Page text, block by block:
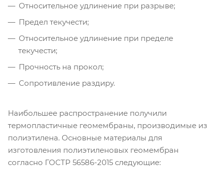
Относительное удлинение при разрыве;
Предел текучести;
Относительное удлинение при пределе
текучести;
Прочность на прокол;
Сопротивление раздиру.
Наибольшее распространение получили
термопластичные геомембраны, производимые из
полиэтилена. Основные материалы для
изготовления полиэтиленовых геомембран
согласно ГОСТР 56586-2015 следующие: